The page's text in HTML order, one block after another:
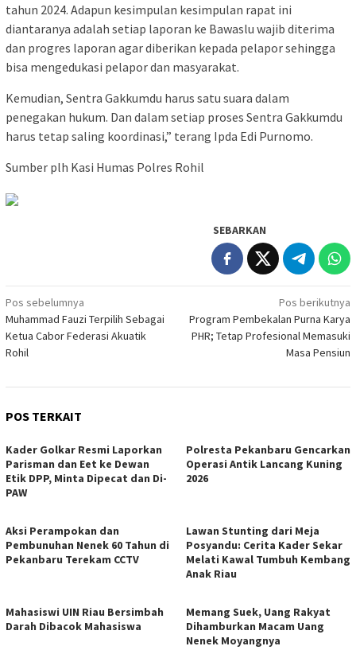
tahun 2024. Adapun kesimpulan kesimpulan rapat ini
diantaranya adalah setiap laporan ke Bawaslu wajib diterima
dan progres laporan agar diberikan kepada pelapor sehingga
bisa mengedukasi pelapor dan masyarakat.
Kemudian, Sentra Gakkumdu harus satu suara dalam
penegakan hukum. Dan dalam setiap proses Sentra Gakkumdu
harus tetap saling koordinasi,” terang Ipda Edi Purnomo.
Sumber plh Kasi Humas Polres Rohil
SEBARKAN
Navigasi
pos
Pos sebelumnya
Muhammad Fauzi Terpilih Sebagai
Ketua Cabor Federasi Akuatik
Rohil
Pos berikutnya
Program Pembekalan Purna Karya
PHR; Tetap Profesional Memasuki
Masa Pensiun
POS TERKAIT
Kader Golkar Resmi Laporkan
Parisman dan Eet ke Dewan
Etik DPP, Minta Dipecat dan Di-
PAW
Polresta Pekanbaru Gencarkan
Operasi Antik Lancang Kuning
2026
Aksi Perampokan dan
Pembunuhan Nenek 60 Tahun di
Pekanbaru Terekam CCTV
Lawan Stunting dari Meja
Posyandu: Cerita Kader Sekar
Melati Kawal Tumbuh Kembang
Anak Riau
Mahasiswi UIN Riau Bersimbah
Darah Dibacok Mahasiswa
Memang Suek, Uang Rakyat
Dihamburkan Macam Uang
Nenek Moyangnya